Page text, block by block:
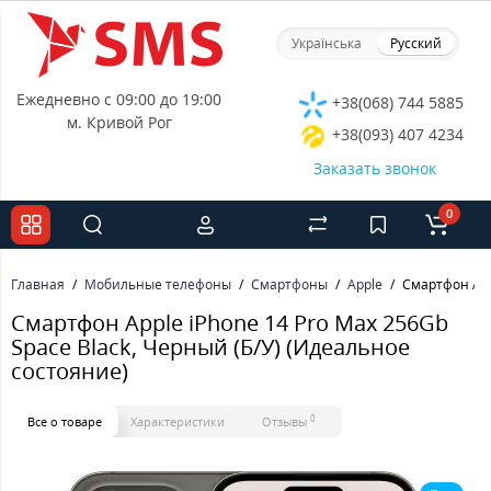
Українська Русский
Ежедневно с 09:00 до 19:00
м. Кривой Рог
+38(068) 744 5885
+38(093) 407 4234
Заказать звонок
0
Главная Мобильные телефоны Смартфоны Apple Смартфон
Смартфон Apple iPhone 14 Pro Max 256Gb
Space Black, Черный (Б/У) (Идеальное
состояние)
Все о товаре Характеристики Отзывы 0